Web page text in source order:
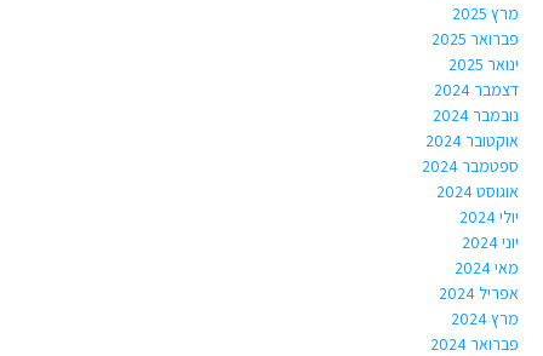
מרץ 2025
פברואר 2025
ינואר 2025
דצמבר 2024
נובמבר 2024
אוקטובר 2024
ספטמבר 2024
אוגוסט 2024
יולי 2024
יוני 2024
מאי 2024
אפריל 2024
מרץ 2024
פברואר 2024